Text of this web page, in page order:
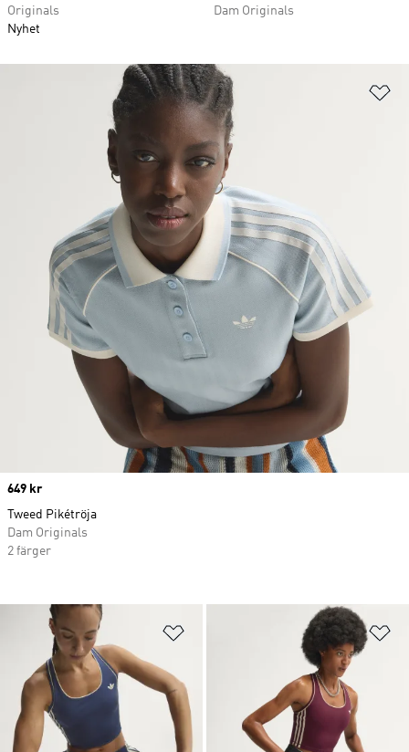
Originals
Nyhet
Dam Originals
Lägg till på önskelistan
Price
649 kr
Tweed Pikétröja
Dam Originals
2 färger